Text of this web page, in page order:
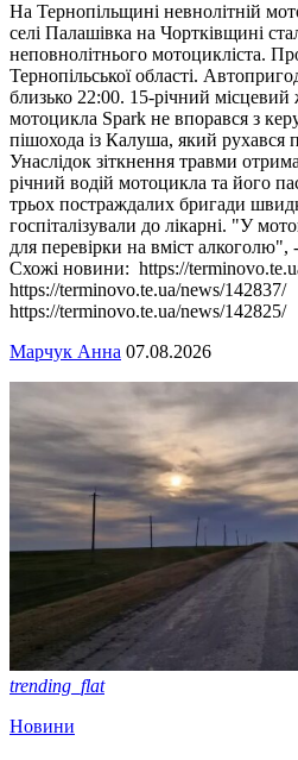
На Тернопільщині невнолітній
селі Палашівка на Чортківщині
неповнолітнього мотоцикліста.
Тернопільської області.
близько 22:00. 15-річний
мотоцикла Spark не впорався з
пішохода із Калуша, який рухався
Унаслідок зіткнення травми
річний водій мотоцикла та його
трьох постраждалих бригади
госпіталізували до лікарні. "У
для перевірки на вміст алкоголю",
Схожі новини: https://
https://terminovo.te.ua/news/142837/
https://terminovo.te.ua/news/142825/
Марчук Анна 07.08.2026
trending_flat
Новини